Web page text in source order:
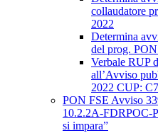
collaudatore
2022
Determina
del prog.
Verbale RUP
all’Avviso
2022 CUP:
PON FSE Avviso
10.2.2A-FDRPOC-
si impara”